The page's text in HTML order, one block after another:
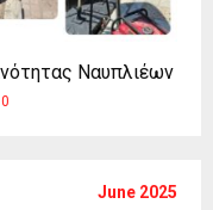
Ναυπλιέων
0
June 2025